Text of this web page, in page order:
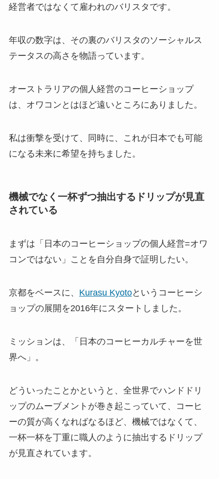
経営者ではなくて雇われのバリスタです。
年収の数字は、その裏のバリスタのソーシャルス
テータスの高さを物語っています。
オーストラリアの個人経営のコーヒーショップ
は、オワコンとはほど遠いところにありました。
私は衝撃を受けて、同時に、これが日本でも可能
になる未来に希望を持ちました。
機械でなく一杯ずつ抽出するドリップが見直
されている
まずは「日本のコーヒーショップの個人経営=オワ
コンではない」ことを自分自身で証明したい。
京都をベースに、 Kurasu Kyotoというコーヒーシ
ョップの展開を2016年にスタートしました。
ミッションは、「日本のコーヒーカルチャーを世
界へ」。
どういったことかというと、全世界でハンドドリ
ップのムーブメントが巻き起こっていて、コーヒ
ーの質が高くなればなるほど、機械ではなくて、
一杯一杯を丁重に職人のように抽出するドリップ
が見直されています。